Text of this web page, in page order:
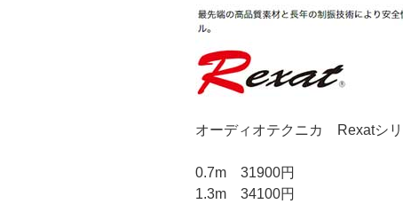
オーディオテクニカ Rexatシリ
0.7m 31900円
1.3m 34100円